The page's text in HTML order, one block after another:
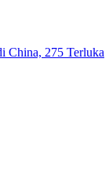
China, 275 Terluka